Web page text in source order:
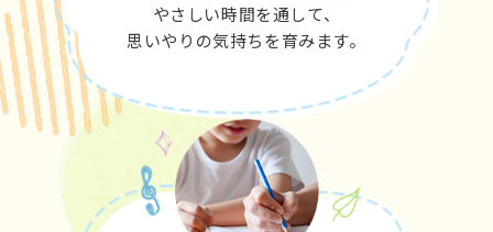
やさしい時間を通して、
思いやりの気持ちを育みます。